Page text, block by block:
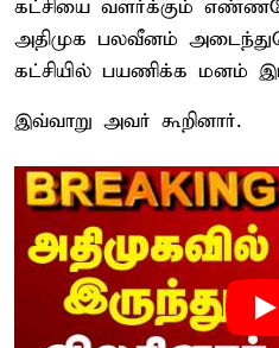
கட்சியை வளர்க்கும்
அதிமுக பலவீனம்
கட்சியில் பயணிக்க மனம்
இவ்வாறு அவர் கூறினார்.